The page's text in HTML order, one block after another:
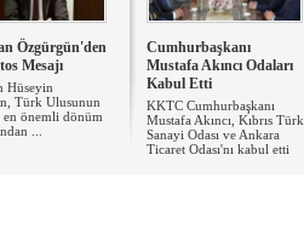
Özgürgün'den
Mesajı
Hüseyin
Türk Ulusunun
en önemli dönüm
...
Cumhurbaşkanı
Mustafa Akıncı Odaları
Kabul Etti
KKTC Cumhurbaşkanı
Mustafa Akıncı, Kıbrıs Türk
Sanayi Odası ve Ankara
Ticaret Odası'nı kabul etti